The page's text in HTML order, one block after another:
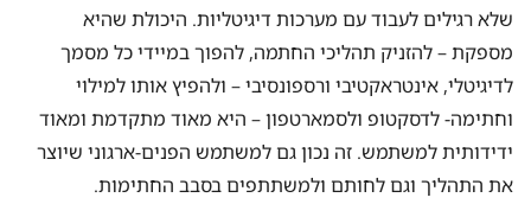
שלא רגילים לעבוד עם מערכות דיגיטליות. היכולת שהיא
מספקת – להזניק תהליכי החתמה, להפוך במיידי כל מסמך
לדיגיטלי, אינטראקטיבי ורספונסיבי – ולהפיץ אותו למילוי
וחתימה- לדסקטופ ולסמארטפון – היא מאוד מתקדמת ומאוד
ידידותית למשתמש. זה נכון גם למשתמש הפנים-ארגוני שיוצר
את התהליך וגם לחותם ולמשתתפים בסבב החתימות.